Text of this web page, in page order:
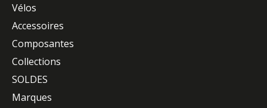
Vélos
Accessoires
Composantes
Collections
SOLDES
Marques